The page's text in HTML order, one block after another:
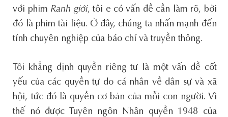
với phim Ranh giới, tôi e có vấn đề cần làm rõ, bởi
đó là phim tài liệu. Ở đây, chúng ta nhấn mạnh đến
tính chuyên nghiệp của báo chí và truyền thông.
Tôi khẳng định quyền riêng tư là một vấn đề cốt
yếu của các quyền tự do cá nhân về dân sự và xã
hội, tức đó là quyền cơ bản của mỗi con người. Vì
thế nó được Tuyên ngôn Nhân quyền 1948 của